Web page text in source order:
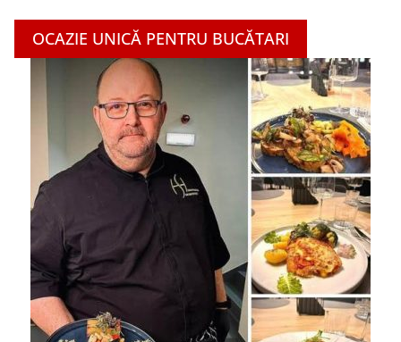
OCAZIE UNICĂ PENTRU BUCĂTARI